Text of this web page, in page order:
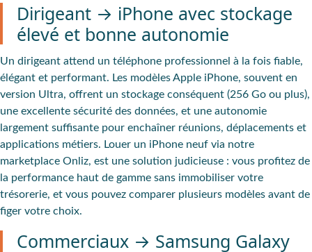
Dirigeant → iPhone avec stockage
élevé et bonne autonomie
Un dirigeant attend un téléphone professionnel à la fois fiable,
élégant et performant. Les modèles Apple iPhone, souvent en
version Ultra, offrent un stockage conséquent (256 Go ou plus),
une excellente sécurité des données, et une autonomie
largement suffisante pour enchaîner réunions, déplacements et
applications métiers. Louer un iPhone neuf via notre
marketplace Onliz, est une solution judicieuse : vous profitez de
la performance haut de gamme sans immobiliser votre
trésorerie, et vous pouvez comparer plusieurs modèles avant de
figer votre choix.
Commerciaux → Samsung Galaxy